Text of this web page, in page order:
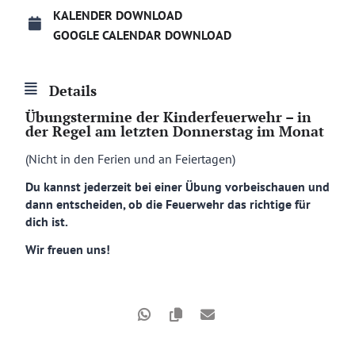
KALENDER DOWNLOAD
GOOGLE CALENDAR DOWNLOAD
Details
Übungstermine der Kinderfeuerwehr – in
der Regel am letzten Donnerstag im Monat
(Nicht in den Ferien und an Feiertagen)
Du kannst jederzeit bei einer Übung vorbeischauen und
dann entscheiden, ob die Feuerwehr das richtige für
dich ist.
Wir freuen uns!